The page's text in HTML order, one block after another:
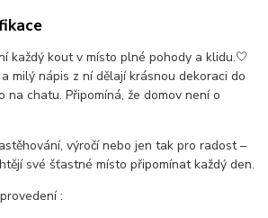
každý kout v místo plné pohody a klidu.🤍
milý nápis z ní dělají krásnou dekoraci do
na chatu. Připomíná, že domov není o
výročí nebo jen tak pro radost –
své šťastné místo připomínat každý den.
: